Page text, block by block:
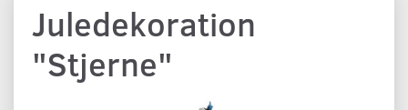
Juledekoration
"Stjerne"